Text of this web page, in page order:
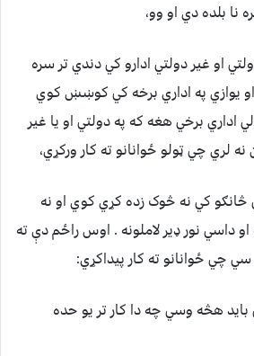
نا بلده دي او وو،
او غیر دولتي ادارو کي دندي تر سره
یوازي په اداري برخه کي کوښښ کوي
اداري برخي هغه که په دولتي او یا غیر
لري چي ټولو ځوانانو ته کار ورکړي،
څانګو کي نه څوک زده کړي کوي او نه
داسي نور ډیر لاملونه . اوس راځم دې ته
چي ځوانانو ته کار پیداکړي:
باید هڅه وسي چه دا کار تر یو حده